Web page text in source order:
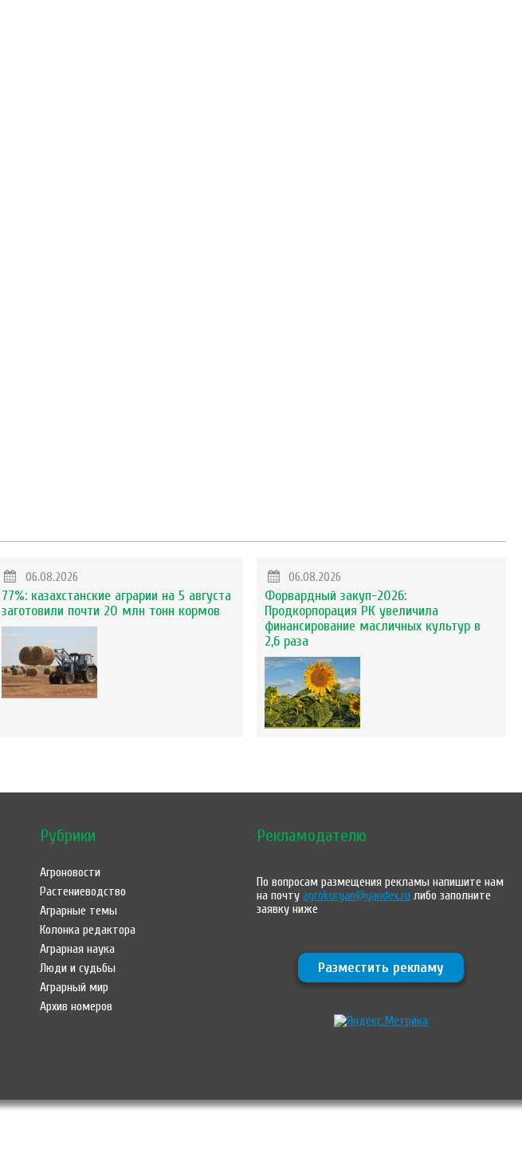
06.08.2026
77%: казахстанские аграрии на 5 августа
заготовили почти 20 млн тонн кормов
06.08.2026
Форвардный закуп-2026:
Продкорпорация РК увеличила
финансирование масличных культур в
2,6 раза
Рубрики
Агроновости
Растениеводство
Аграрные темы
Колонка редактора
Аграрная наука
Люди и судьбы
Аграрный мир
Архив номеров
Рекламодателю
По вопросам размещения рекламы напишите нам
на почтуagrokurgan@yandex.ru либо заполните
заявку ниже
Разместить рекламу